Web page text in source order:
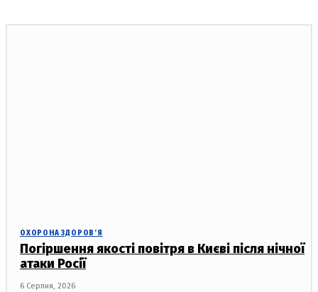
ОХОРОНА ЗДОРОВ’Я
Погіршення якості повітря в Києві після нічної
атаки Росії
6 Серпня, 2026